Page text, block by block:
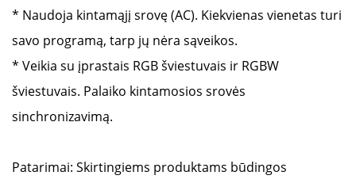
* Naudoja kintamąjį srovę (AC). Kiekvienas vienetas turi
savo programą, tarp jų nėra sąveikos.
* Veikia su įprastais RGB šviestuvais ir RGBW
šviestuvais. Palaiko kintamosios srovės
sinchronizavimą.
Patarimai: Skirtingiems produktams būdingos